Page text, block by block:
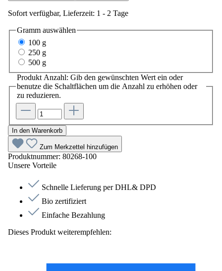
Sofort verfügbar, Lieferzeit: 1 - 2 Tage
Gramm auswählen
100 g
250 g
500 g
Produkt Anzahl: Gib den gewünschten Wert ein oder
benutze die Schaltflächen um die Anzahl zu erhöhen oder
zu reduzieren.
In den Warenkorb
Zum Merkzettel hinzufügen
Produktnummer: 80268-100
Unsere Vorteile
Schnelle Lieferung per DHL& DPD
Bio zertifiziert
Einfache Bezahlung
Dieses Produkt weiterempfehlen: